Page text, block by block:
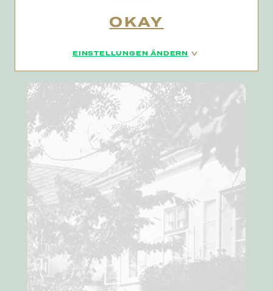
EINSTELLUNGEN ÄNDERN
IMPRESSUM
Ihr Michael Landrichter